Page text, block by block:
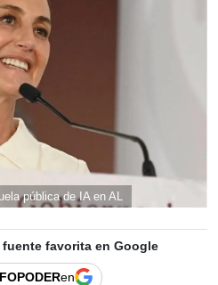
pública de IA en AL
favorita en Google
en